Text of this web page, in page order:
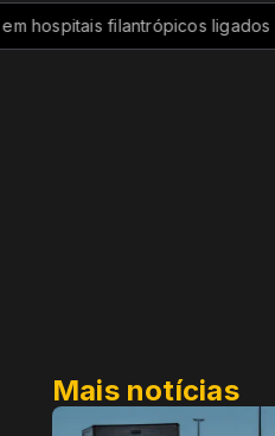
ligados ao SUS
Mais notícias